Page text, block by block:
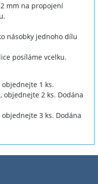
mm na propojení
násobky jednoho dílu
posíláme vcelku.
1 ks.
2 ks. Dodána
3 ks. Dodána